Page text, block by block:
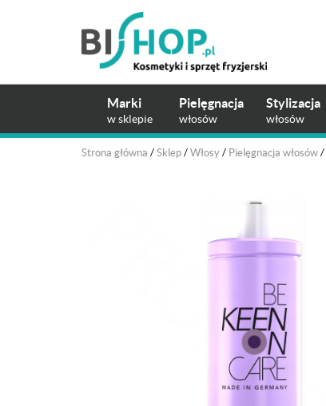
Marki
w sklepie
Pielęgnacja
włosów
Stylizacja
włosów
Strona główna / Sklep / Włosy / Pielęgnacja włosów /